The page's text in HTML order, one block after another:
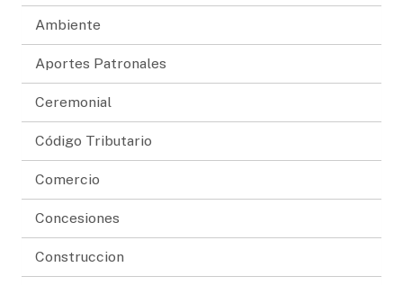
Ambiente
Aportes Patronales
Ceremonial
Código Tributario
Comercio
Concesiones
Construccion